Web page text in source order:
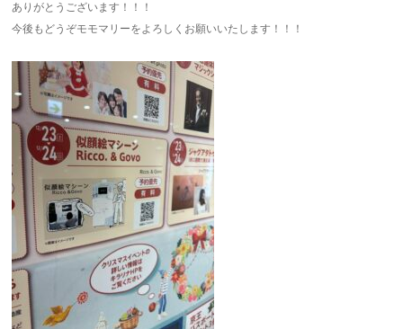
ありがとうございます！！！
今後もどうぞモモマリーをよろしくお願いいたします！！！